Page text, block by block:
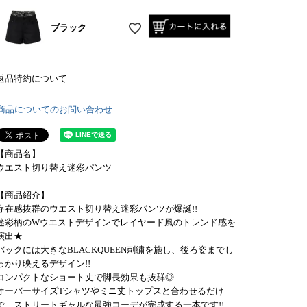
ブラック
品特約について
品についてのお問い合わせ
商品名】
エスト切り替え迷彩パンツ
商品紹介】
在感抜群のウエスト切り替え迷彩パンツが爆誕!!
彩柄のWウエストデザインでレイヤード風のトレンド感を
出★
ックには大きなBLACKQUEEN刺繍を施し、後ろ姿までし
かり映えるデザイン!!
ンパクトなショート丈で脚長効果も抜群◎
ーバーサイズTシャツやミニ丈トップスと合わせるだけ
、ストリートギャルな最強コーデが完成する一本です!!